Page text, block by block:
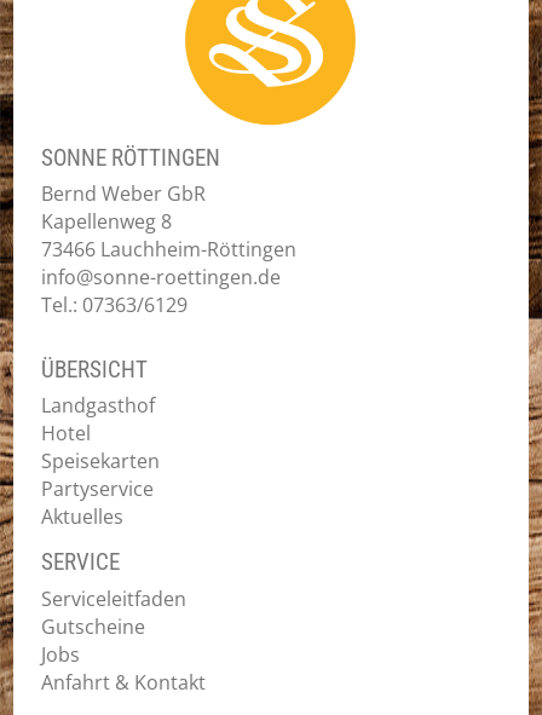
SONNE RÖTTINGEN
Bernd Weber GbR
Kapellenweg 8
73466 Lauchheim-Röttingen
info@sonne-roettingen.de
Tel.: 07363/6129
ÜBERSICHT
Landgasthof
Hotel
Speisekarten
Partyservice
Aktuelles
SERVICE
Serviceleitfaden
Gutscheine
Jobs
Anfahrt & Kontakt